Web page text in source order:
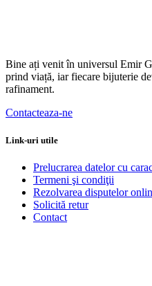
Bine ați venit în universul Emir
prind viață, iar fiecare bijuterie
rafinament.
Contacteaza-ne
Link-uri utile
Prelucrarea datelor cu
Termeni şi condiţii
Rezolvarea disputelor
Solicită retur
Contact